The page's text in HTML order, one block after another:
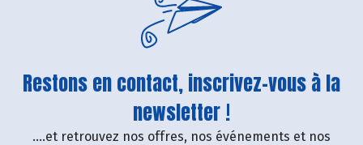
Restons en contact, inscrivez-vous à la
newsletter !
....et retrouvez nos offres, nos événements et nos